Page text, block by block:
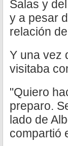
Salas y
y a pesar
relación
Y una vez
visitaba
"Quiero
preparo.
lado de
compartió